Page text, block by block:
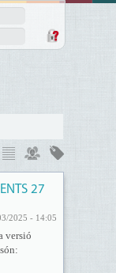
27
2025 - 14:05
versió